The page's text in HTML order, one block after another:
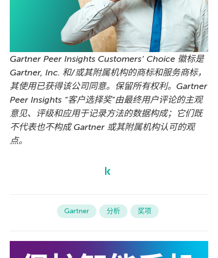
Gartner Peer Insights Customers’ Choice 徽标是
Gartner, Inc. 和/或其附属机构的商标和服务商标，
其使用已获得该公司同意。保留所有权利。Gartner
Peer Insights “客户选择奖”由最终用户评论的主观
意见、评级和应用于记录方法的数据构成；它们既
不代表也不构成 Gartner 或其附属机构认可的观
点。
Gartner 分析 奖项